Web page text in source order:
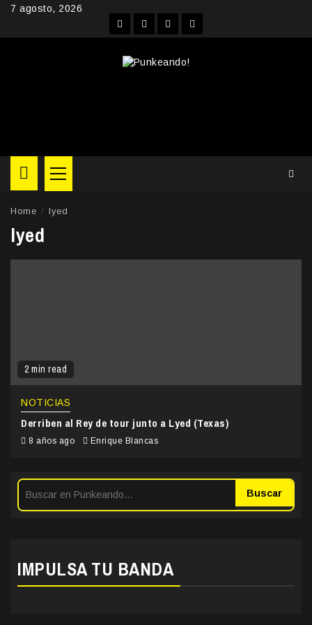
Skip7 agosto, 2026
FacebookInstagram
YouTubeTwitter
Primary
Menu
Home lyed
lyed
2 min read
NOTICIAS
Derriben al Rey de tour junto a Lyed (Texas)
8 años ago Enrique Blancas
Buscar
IMPULSA TU BANDA